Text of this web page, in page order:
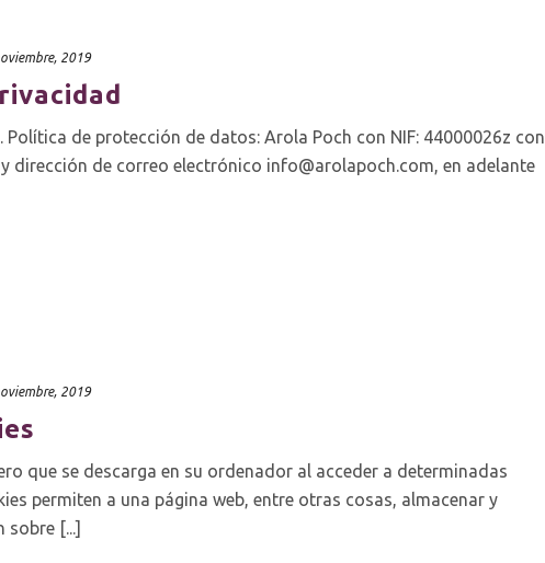
2019
Política de protección de datos: Arola Poch con NIF: 44000026z con
dirección de correo electrónico info@arolapoch.com, en adelante
2019
que se descarga en su ordenador al acceder a determinadas
permiten a una página web, entre otras cosas, almacenar y
[...]